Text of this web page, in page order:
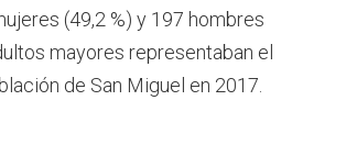
(49,2 %) y 197 hombres
mayores representaban el
de San Miguel en 2017.